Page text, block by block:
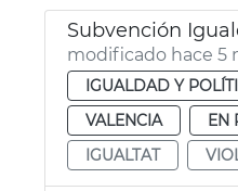
Subvención
modificado hace 5
IGUALDAD Y
VALENCIA
EN
IGUALTAT